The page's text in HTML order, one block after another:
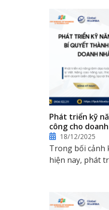
Phát triển kỹ
công cho
18/12/2025
Trong bối cảnh
hiện nay, phát